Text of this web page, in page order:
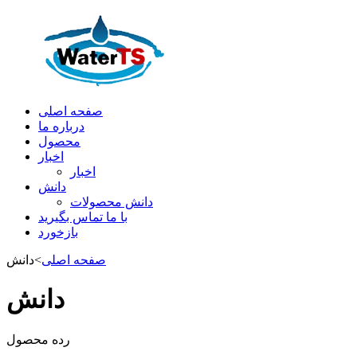
صفحه اصلی
درباره ما
محصول
اخبار
اخبار
دانش
دانش محصولات
با ما تماس بگیرید
بازخورد
صفحه اصلی>دانش
دانش
رده محصول